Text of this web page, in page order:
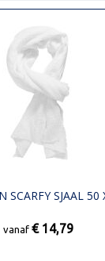
SCARFY SJAAL 50
vanaf € 14,79